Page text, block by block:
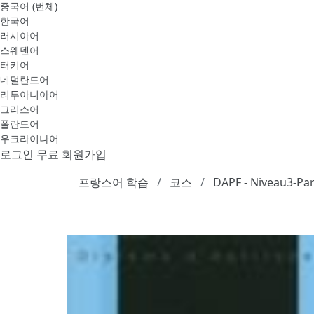
중국어 (번체)
한국어
러시아어
스웨덴어
터키어
네덜란드어
리투아니아어
그리스어
폴란드어
우크라이나어
로그인 무료 회원가입
프랑스어 학습
코스 DAPF - Niveau3-